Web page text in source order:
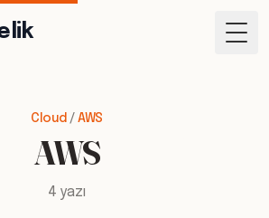
Cloud / AWS
AWS
4 yazı